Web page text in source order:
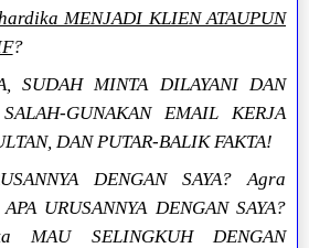
MENJADI KLIEN ATAUPUN
?
SUDAH MINTA DILAYANI DAN
SALAH-GUNAKAN EMAIL KERJA
DAN PUTAR-BALIK FAKTA!
DENGAN SAYA? Agra
URUSANNYA DENGAN SAYA?
MAU SELINGKUH DENGAN